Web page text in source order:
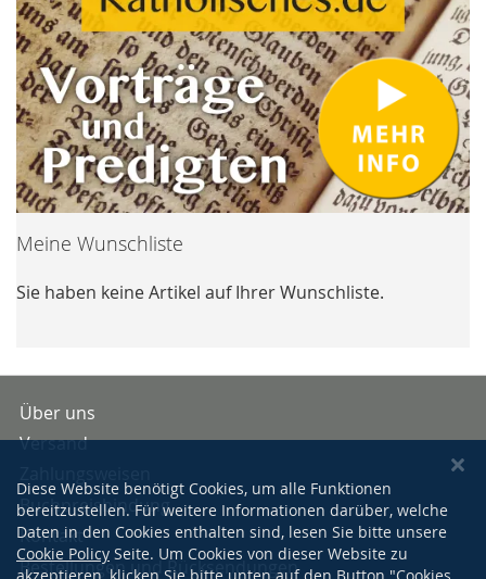
Meine Wunschliste
Sie haben keine Artikel auf Ihrer Wunschliste.
Über uns
Versand
Buchpreisbindung
Kontakt
Bestellungen und Rücksendungen
Diese Website benötigt Cookies, um alle Funktionen
bereitzustellen. Für weitere Informationen darüber, welche
Daten in den Cookies enthalten sind, lesen Sie bitte unsere
Cookie Policy Seite. Um Cookies von dieser Website zu